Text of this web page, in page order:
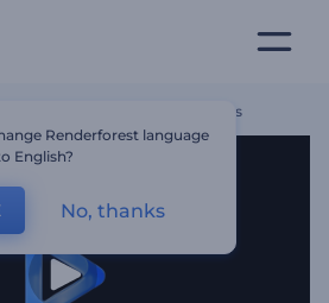
De Particules Scintillantes
Renderforest language
English?
No, thanks